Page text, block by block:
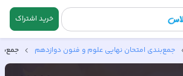
خرید اشتراک
جمع‌بندی امتحان نهایی علوم و فنون دوازدهم